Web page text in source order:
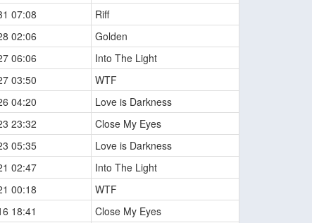
07:08
Riff
02:06
Golden
06:06
Into The Light
03:50
WTF
04:20
Love is Darkness
23:32
Close My Eyes
05:35
Love is Darkness
02:47
Into The Light
00:18
WTF
18:41
Close My Eyes